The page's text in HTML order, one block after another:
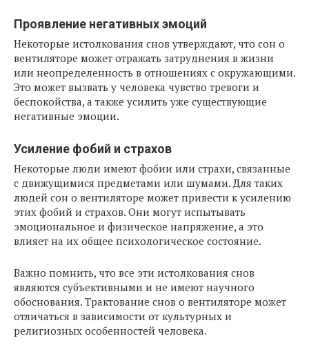
Проявление негативных эмоций
Некоторые истолкования снов утверждают, что сон о
вентиляторе может отражать затруднения в жизни
или неопределенность в отношениях с окружающими.
Это может вызвать у человека чувство тревоги и
беспокойства, а также усилить уже существующие
негативные эмоции.
Усиление фобий и страхов
Некоторые люди имеют фобии или страхи, связанные
с движущимися предметами или шумами. Для таких
людей сон о вентиляторе может привести к усилению
этих фобий и страхов. Они могут испытывать
эмоциональное и физическое напряжение, а это
влияет на их общее психологическое состояние.
Важно помнить, что все эти истолкования снов
являются субъективными и не имеют научного
обоснования. Трактование снов о вентиляторе может
отличаться в зависимости от культурных и
религиозных особенностей человека.